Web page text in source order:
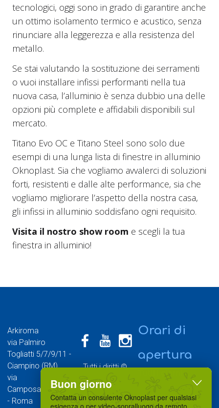
tecnologici, oggi sono in grado di garantire anche
un ottimo isolamento termico e acustico, senza
rinunciare alla leggerezza e alla resistenza del
metallo.
Se stai valutando la sostituzione dei serramenti
o vuoi installare infissi performanti nella tua
nuova casa, l’alluminio è senza dubbio una delle
opzioni più complete e affidabili disponibili sul
mercato.
Titano Evo OC e Titano Steel sono solo due
esempi di una lunga lista di finestre in alluminio
Oknoplast. Sia che vogliamo avvalerci di soluzioni
forti, resistenti e dalle alte performance, sia che
vogliamo migliorare l’aspetto della nostra casa,
gli infissi in alluminio soddisfano ogni requisito.
Visita il nostro show room e scegli la tua
finestra in alluminio!
Buon giorno
Contatta un consulente Oknoplast per qualsiasi
esigenza o per video-sopralluogo da remoto.
Arkiroma
via Palmiro
Togliatti 5/7/9/11 -
Ciampino (RM)
via
Camposampiero 74
- Roma
Tutti i diritti ©
2014-2026
riservati
Orari di
apertura
18:30